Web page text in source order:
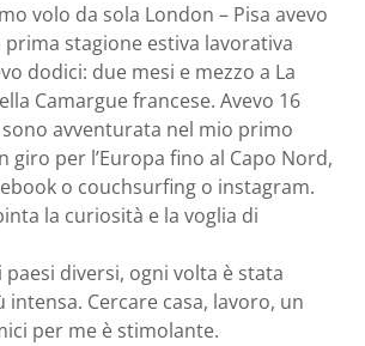
volo da sola London – Pisa avevo
stagione estiva lavorativa
dodici: due mesi e mezzo a La
Camargue francese. Avevo 16
avventurata nel mio primo
giro per l’Europa fino al Capo Nord,
o couchsurfing o instagram.
la curiosità e la voglia di
paesi diversi, ogni volta è stata
intensa. Cercare casa, lavoro, un
per me è stimolante.